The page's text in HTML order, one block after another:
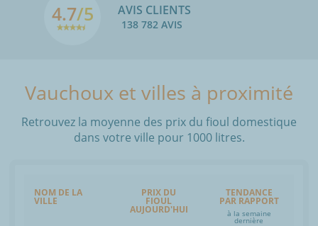
4.7/5 AVIS CLIENTS
138 782 AVIS
Vauchoux et villes à proximité
Retrouvez la moyenne des prix du fioul domestique
dans votre ville pour 1000 litres.
NOM DE LA
VILLE
PRIX DU
FIOUL
AUJOURD'HUI
TENDANCE
PAR RAPPORT
à la semaine
dernière